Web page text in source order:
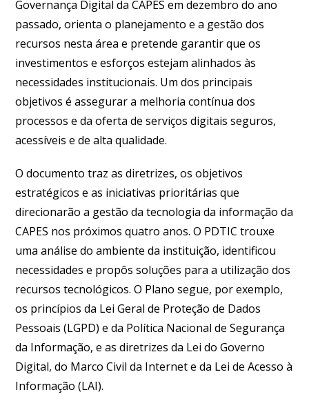
Governança Digital da CAPES em dezembro do ano
passado, orienta o planejamento e a gestão dos
recursos nesta área e pretende garantir que os
investimentos e esforços estejam alinhados às
necessidades institucionais. Um dos principais
objetivos é assegurar a melhoria contínua dos
processos e da oferta de serviços digitais seguros,
acessíveis e de alta qualidade.
O documento traz as diretrizes, os objetivos
estratégicos e as iniciativas prioritárias que
direcionarão a gestão da tecnologia da informação da
CAPES nos próximos quatro anos. O PDTIC trouxe
uma análise do ambiente da instituição, identificou
necessidades e propôs soluções para a utilização dos
recursos tecnológicos. O Plano segue, por exemplo,
os princípios da Lei Geral de Proteção de Dados
Pessoais (LGPD) e da Política Nacional de Segurança
da Informação, e as diretrizes da Lei do Governo
Digital, do Marco Civil da Internet e da Lei de Acesso à
Informação (LAI).